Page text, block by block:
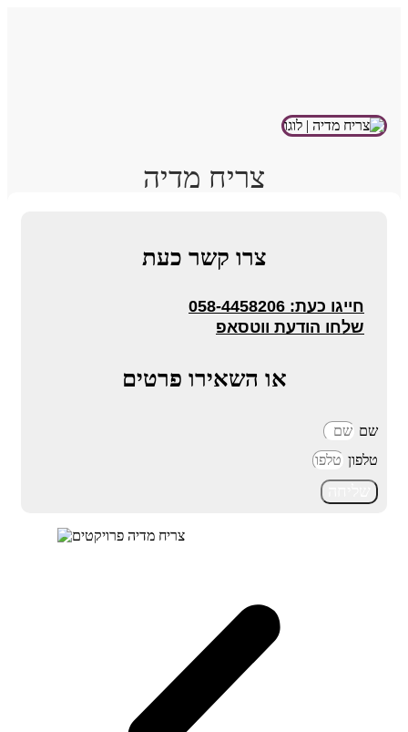
צריח מדיה
צרו קשר כעת
חייגו כעת: 058-4458206
שלחו הודעת ווטסאפ
או השאירו פרטים
שם
טלפון